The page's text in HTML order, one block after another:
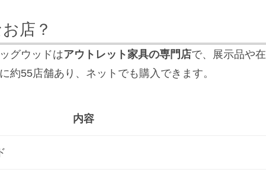
店？
グウッドはアウトレット家具の専門店で、展示品や在
約55店舗あり、ネットでも購入できます。
内容